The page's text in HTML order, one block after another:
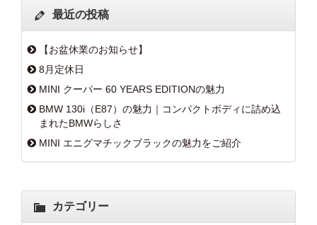
最近の投稿
【お盆休業のお知らせ】
8月定休日
MINI クーパー 60 YEARS EDITIONの魅力
BMW 130i（E87）の魅力｜コンパクトボディに詰め込
まれたBMWらしさ
MINI エニグマチックブラックの魅力をご紹介
カテゴリー